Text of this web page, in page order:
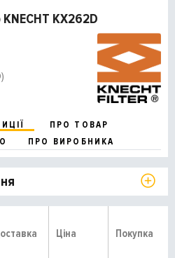
KX262D
ПРО ТОВАР
ПРО ВИРОБНИКА
Ціна Покупка